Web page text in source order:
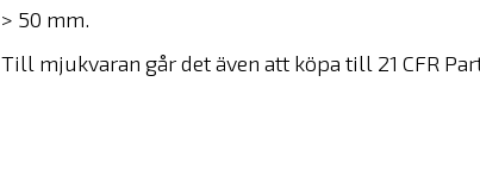
> 50 mm.
Till mjukvaran går det även att köpa till 21 CFR